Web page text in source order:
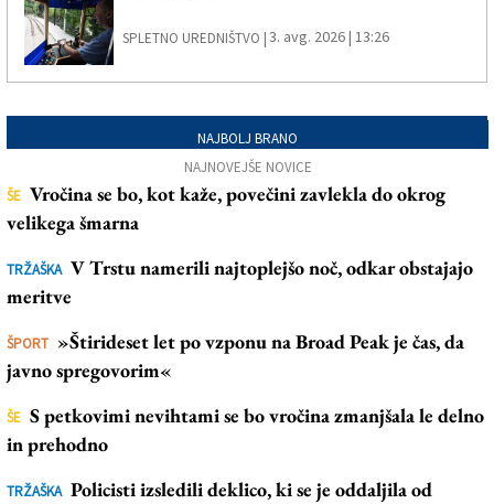
SPLETNO UREDNIŠTVO |3. avg. 2026 | 13:26
NAJBOLJ BRANO
NAJNOVEJŠE NOVICE
ŠE Vročina se bo, kot kaže, povečini zavlekla do okrog
velikega šmarna
TRŽAŠKA V Trstu namerili najtoplejšo noč, odkar obstajajo
meritve
ŠPORT »Štirideset let po vzponu na Broad Peak je čas, da
javno spregovorim«
ŠE S petkovimi nevihtami se bo vročina zmanjšala le delno
in prehodno
TRŽAŠKA Policisti izsledili deklico, ki se je oddaljila od